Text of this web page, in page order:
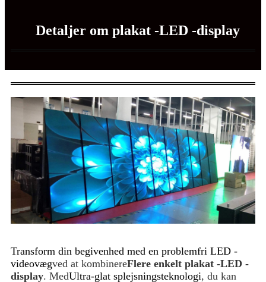
Detaljer om plakat -LED -display
Transform din begivenhed med en problemfri LED -
videovægved at kombinereFlere enkelt plakat -LED -
display. MedUltra-glat splejsningsteknologi, du kan